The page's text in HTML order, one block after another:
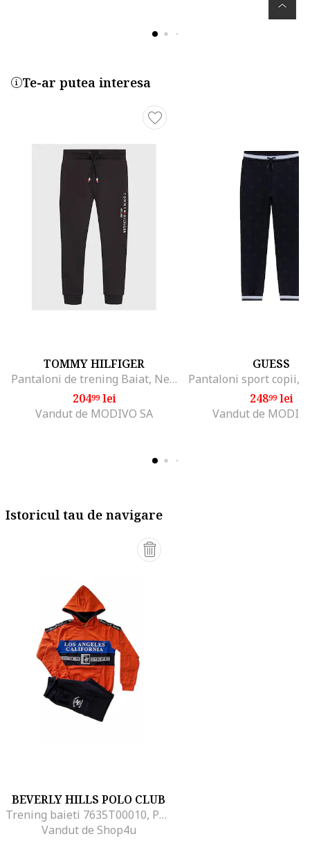
Te-ar putea interesa
TOMMY HILFIGER
Pantaloni de trening Baiat, Negru, 100% bumbac, 4Y
20499lei
Vandut de MODIVO SA
GUESS
24899lei
Vandut de
Istoricul tau de navigare
BEVERLY HILLS POLO CLUB
Trening baieti 7635T00010, Portocaliu
Vandut de Shop4u